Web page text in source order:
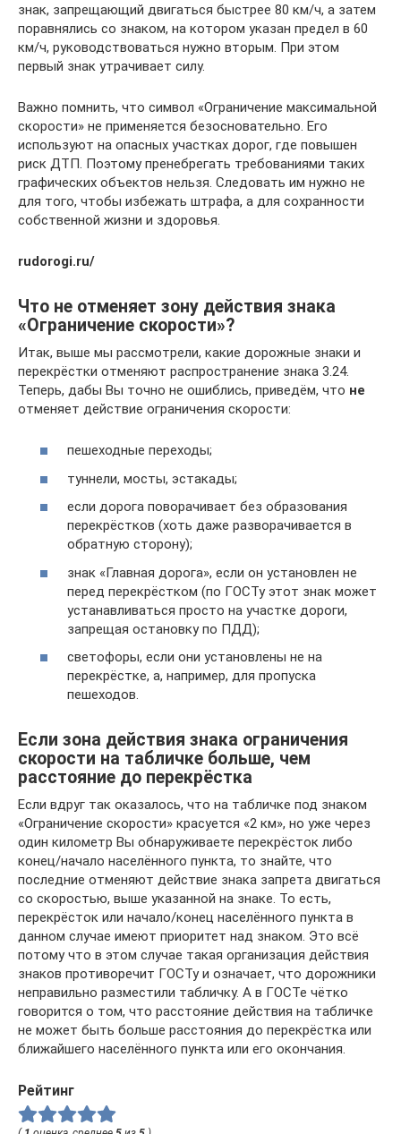
знак, запрещающий двигаться быстрее 80 км/ч, а затем
поравнялись со знаком, на котором указан предел в 60
км/ч, руководствоваться нужно вторым. При этом
первый знак утрачивает силу.
Важно помнить, что символ «Ограничение максимальной
скорости» не применяется безосновательно. Его
используют на опасных участках дорог, где повышен
риск ДТП. Поэтому пренебрегать требованиями таких
графических объектов нельзя. Следовать им нужно не
для того, чтобы избежать штрафа, а для сохранности
собственной жизни и здоровья.
rudorogi.ru/
Что не отменяет зону действия знака
«Ограничение скорости»?
Итак, выше мы рассмотрели, какие дорожные знаки и
перекрёстки отменяют распространение знака 3.24.
Теперь, дабы Вы точно не ошиблись, приведём, что не
отменяет действие ограничения скорости:
пешеходные переходы;
туннели, мосты, эстакады;
если дорога поворачивает без образования
перекрёстков (хоть даже разворачивается в
обратную сторону);
знак «Главная дорога», если он установлен не
перед перекрёстком (по ГОСТу этот знак может
устанавливаться просто на участке дороги,
запрещая остановку по ПДД);
светофоры, если они установлены не на
перекрёстке, а, например, для пропуска
пешеходов.
Если зона действия знака ограничения
скорости на табличке больше, чем
расстояние до перекрёстка
Если вдруг так оказалось, что на табличке под знаком
«Ограничение скорости» красуется «2 км», но уже через
один километр Вы обнаруживаете перекрёсток либо
конец/начало населённого пункта, то знайте, что
последние отменяют действие знака запрета двигаться
со скоростью, выше указанной на знаке. То есть,
перекрёсток или начало/конец населённого пункта в
данном случае имеют приоритет над знаком. Это всё
потому что в этом случае такая организация действия
знаков противоречит ГОСТу и означает, что дорожники
неправильно разместили табличку. А в ГОСТе чётко
говорится о том, что расстояние действия на табличке
не может быть больше расстояния до перекрёстка или
ближайшего населённого пункта или его окончания.
Рейтинг